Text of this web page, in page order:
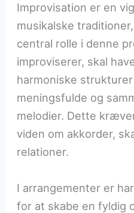
Improvisation er en
musikalske
central rolle i denne
improviserer, skal
harmoniske
meningsfulde og
melodier. Dette
viden om akkorder,
relationer.
I arrangementer er
for at skabe en fyldig